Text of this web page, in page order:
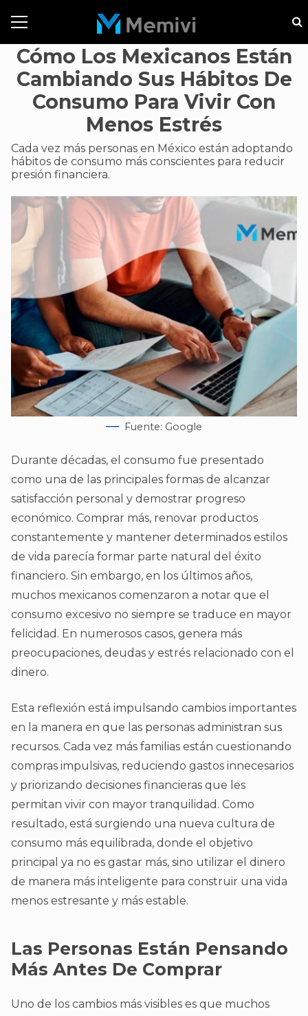
Cómo Los Mexicanos Están
Cambiando Sus Hábitos De
Consumo Para Vivir Con
Menos Estrés
Cada vez más personas en México están adoptando
hábitos de consumo más conscientes para reducir
presión financiera.
Fuente: Google
Durante décadas, el consumo fue presentado
como una de las principales formas de alcanzar
satisfacción personal y demostrar progreso
económico. Comprar más, renovar productos
constantemente y mantener determinados estilos
de vida parecía formar parte natural del éxito
financiero. Sin embargo, en los últimos años,
muchos mexicanos comenzaron a notar que el
consumo excesivo no siempre se traduce en mayor
felicidad. En numerosos casos, genera más
preocupaciones, deudas y estrés relacionado con el
dinero.
Esta reflexión está impulsando cambios importantes
en la manera en que las personas administran sus
recursos. Cada vez más familias están cuestionando
compras impulsivas, reduciendo gastos innecesarios
y priorizando decisiones financieras que les
permitan vivir con mayor tranquilidad. Como
resultado, está surgiendo una nueva cultura de
consumo más equilibrada, donde el objetivo
principal ya no es gastar más, sino utilizar el dinero
de manera más inteligente para construir una vida
menos estresante y más estable.
Las Personas Están Pensando
Más Antes De Comprar
Uno de los cambios más visibles es que muchos